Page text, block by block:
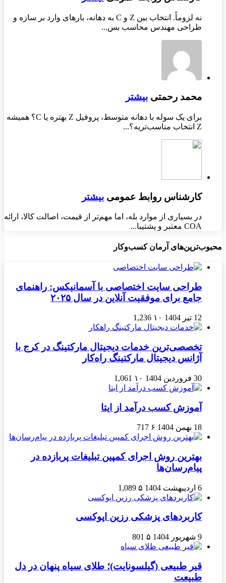
نه لزوماً. انتخاب بین Z و C به دهانه، بارهای وارد بر سازه و
طراحی مهندس محاسب بس...
محمد رحمتی بیشتر
برای یک سوله با دهانه متوسط، پروفیل Z بهتره یا C؟ همیشه
Z انتخاب مناسب‌تریه؟...
کارشناس روابط عمومی بیشتر
در بسیاری از موارد بله، اما مهم‌تر از قیمت، اصالت کالا، ارائه
COA معتبر و پشتیبا...
محبوب‌ترین‌های آرمان کسب‌وکار
طراحی سایت اختصاصی با آسمانیکس: راهنمای
جامع برای موفقیت آنلاین در سال ۲۰۲۵
12 تیر 1404 ۱۰ 1,236
تخصصی‌ترین خدمات دیجیتال مارکتینگ در کرج با
آژانس دیجیتال مارکتینگ راه‌کار
30 فروردین 1404 ۱۰ 1,061
آموزش کسب درآمد از ایتا
18 بهمن 1404 ۶ 717
بهترین روش اجرای کمپین تبلیغات پربازده در
پیام‌رسان‌ها
6 اردیبهشت 1404 ۵ 1,089
کاربردهای پزشکی رزین اپوکسی
9 شهریور 1404 ۵ 801
قیر طبیعی (گیلسونایت)؛ طلای سیاه پنهان در دل
طبیعت